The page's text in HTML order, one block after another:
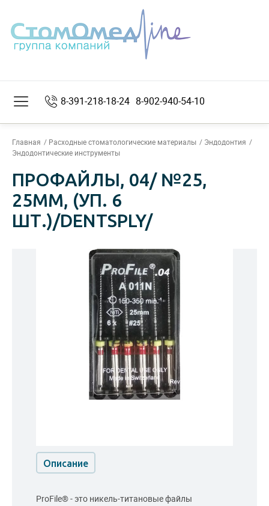
8-391-218-18-24 8-902-940-54-10
Главная Расходные стоматологические материалы
Эндодонтия
Эндодонтические инструменты
ПРОФАЙЛЫ, 04/ №25,
25ММ, (УП. 6
ШТ.)/DENTSPLY/
Описание
ProFile® - это никель-титановые файлы